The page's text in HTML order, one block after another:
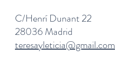
C/Henrí Dunant 22
28036 Madrid
teresayleticia@gmail.com